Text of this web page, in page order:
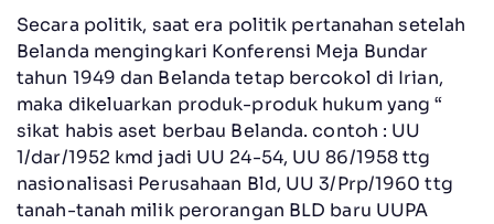
Secara politik, saat era politik pertanahan setelah
Belanda mengingkari Konferensi Meja Bundar
tahun 1949 dan Belanda tetap bercokol di Irian,
maka dikeluarkan produk-produk hukum yang “
sikat habis aset berbau Belanda. contoh : UU
1/dar/1952 kmd jadi UU 24-54, UU 86/1958 ttg
nasionalisasi Perusahaan Bld, UU 3/Prp/1960 ttg
tanah-tanah milik perorangan BLD baru UUPA